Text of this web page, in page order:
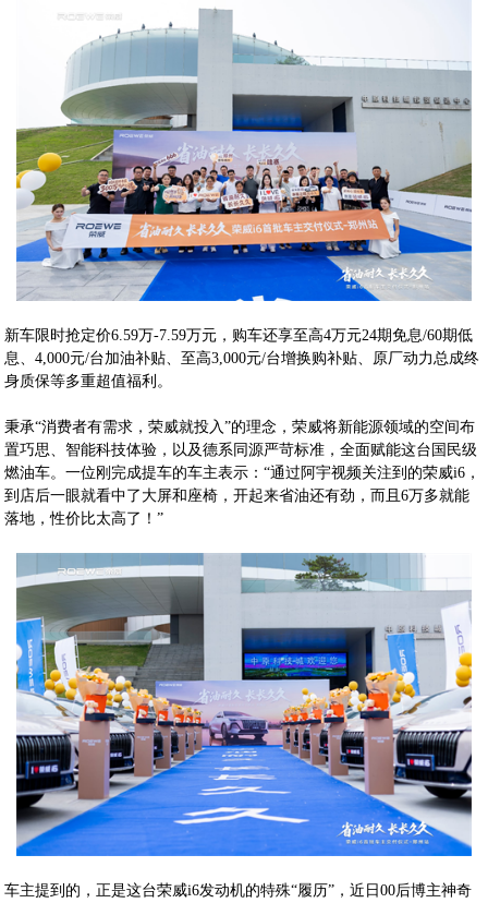
新车限时抢定价6.59万-7.59万元，购车还享至高4万元24期免息/60期低
息、4,000元/台加油补贴、至高3,000元/台增换购补贴、原厂动力总成终
身质保等多重超值福利。
秉承“消费者有需求，荣威就投入”的理念，荣威将新能源领域的空间布
置巧思、智能科技体验，以及德系同源严苛标准，全面赋能这台国民级
燃油车。一位刚完成提车的车主表示：“通过阿宇视频关注到的荣威i6，
到店后一眼就看中了大屏和座椅，开起来省油还有劲，而且6万多就能
落地，性价比太高了！”
车主提到的，正是这台荣威i6发动机的特殊“履历”，近日00后博主神奇